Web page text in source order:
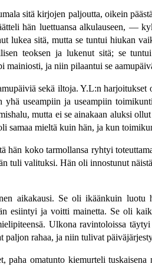
sitä kirjojen paljoutta, oikein
hän luettuansa alkulauseen, —
lukea sitä, mutta se tuntui hiukan
teoksen ja lukenut sitä; se
mainiosti, ja niin pilaantui se
sekä iltoja. Y.L:n
yhä useampiin ja useampiin
mutta ei se ainakaan aluksi
samaa mieltä kuin hän, ja kun
hän koko tarmollansa ryhtyi
tuli valituksi. Hän oli innostunut
aikakausi. Se oli ikäänkuin luotu
esiintyi ja voitti mainetta. Se oli
Ulkona ravintoloissa
paljon rahaa, ja niin tulivat
paha omatunto kiemurteli